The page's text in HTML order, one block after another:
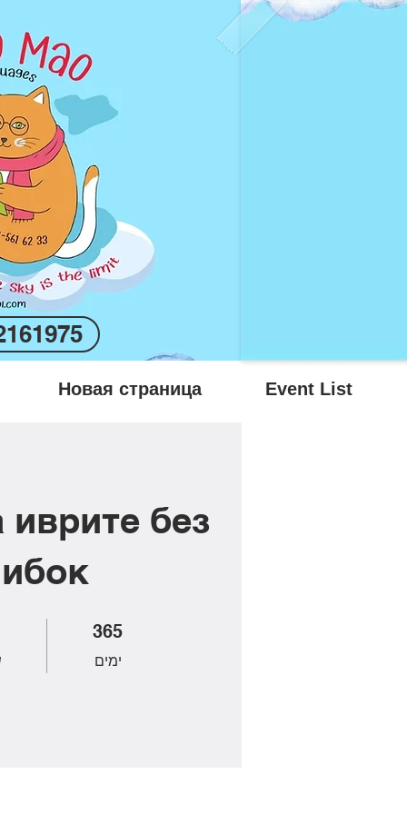
Новая страница Event List
без
365
ימים
365 ימים